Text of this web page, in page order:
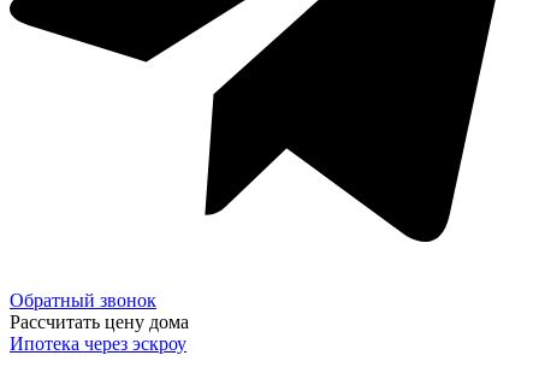
Обратный звонок
Рассчитать цену дома
Ипотека через эскроу